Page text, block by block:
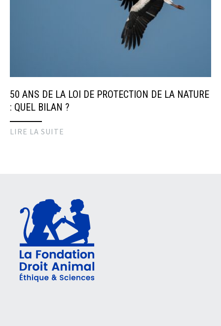
50 ANS DE LA LOI DE PROTECTION DE LA NATURE
: QUEL BILAN ?
LIRE LA SUITE